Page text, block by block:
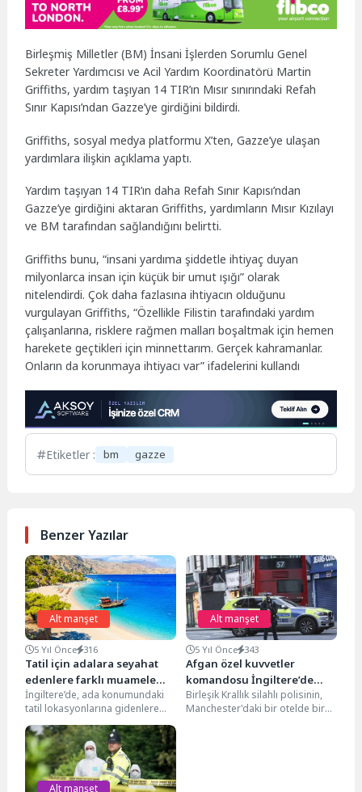
Birleşmiş Milletler (BM) İnsani İşlerden Sorumlu Genel
Sekreter Yardımcısı ve Acil Yardım Koordinatörü Martin
Griffiths, yardım taşıyan 14 TIR’ın Mısır sınırındaki Refah
Sınır Kapısı’ndan Gazze’ye girdiğini bildirdi.
Griffiths, sosyal medya platformu X’ten, Gazze’ye ulaşan
yardımlara ilişkin açıklama yaptı.
Yardım taşıyan 14 TIR’ın daha Refah Sınır Kapısı’ndan
Gazze’ye girdiğini aktaran Griffiths, yardımların Mısır Kızılayı
ve BM tarafından sağlandığını belirtti.
Griffiths bunu, “insani yardıma şiddetle ihtiyaç duyan
milyonlarca insan için küçük bir umut ışığı” olarak
nitelendirdi. Çok daha fazlasına ihtiyacın olduğunu
vurgulayan Griffiths, “Özellikle Filistin tarafındaki yardım
çalışanlarına, risklere rağmen malları boşaltmak için hemen
harekete geçtikleri için minnettarım. Gerçek kahramanlar.
Onların da korunmaya ihtiyacı var” ifadelerini kullandı
Etiketler : bm gazze
Benzer Yazılar
Alt manşet
5 Yıl Önce 316
Tatil için adalara seyahat
edenlere farklı muamele
yapılacak
İngiltere’de, ada konumundaki
tatil lokasyonlarına gidenlere
daha farklı muamele edileceği
iddia edildi. BBC'nin bildirdiğine
göre;...
Alt manşet
5 Yıl Önce 343
Afgan özel kuvvetler
komandosu İngiltere’de
otelde yakalandı
Birleşik Krallık silahlı polisinin,
Manchester'daki bir otelde bir
Alt manşet